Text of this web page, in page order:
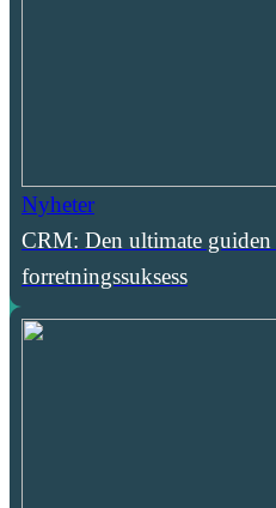
Nyheter
CRM: Den ultimate
forretningssuksess